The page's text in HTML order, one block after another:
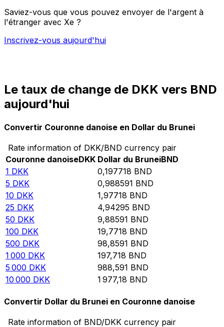
Saviez-vous que vous pouvez envoyer de l'argent à
l'étranger avec Xe ?
Inscrivez-vous aujourd'hui
Le taux de change de DKK vers BND
aujourd'hui
Convertir Couronne danoise en Dollar du Brunei
Rate information of DKK/BND currency pair
Couronne danoiseDKK Dollar du BruneiBND
1 DKK 0,197718 BND
5 DKK 0,988591 BND
10 DKK 1,97718 BND
25 DKK 4,94295 BND
50 DKK 9,88591 BND
100 DKK 19,7718 BND
500 DKK 98,8591 BND
1 000 DKK 197,718 BND
5 000 DKK 988,591 BND
10 000 DKK 1 977,18 BND
Convertir Dollar du Brunei en Couronne danoise
Rate information of BND/DKK currency pair